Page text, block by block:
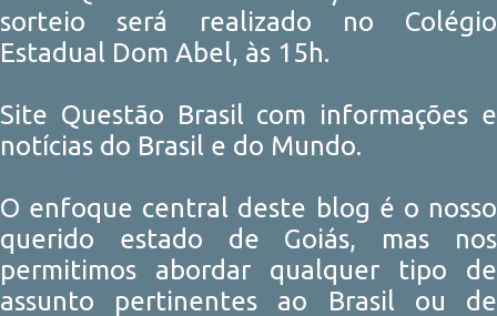
sorteio será realizado no Colégio
Estadual Dom Abel, às 15h.
Site Questão Brasil com informações e
notícias do Brasil e do Mundo.
O enfoque central deste blog é o nosso
querido estado de Goiás, mas nos
permitimos abordar qualquer tipo de
assunto pertinentes ao Brasil ou de